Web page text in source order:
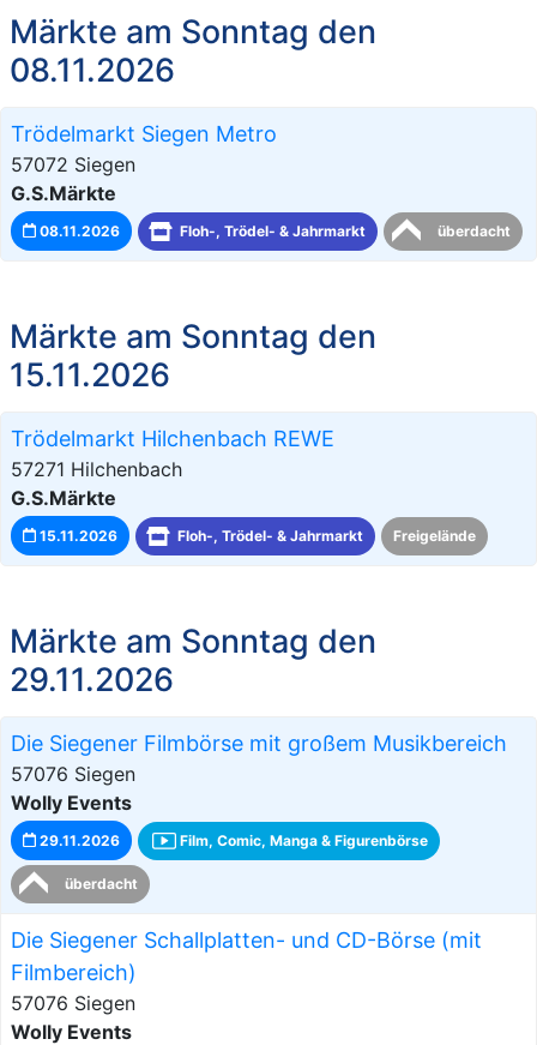
Märkte am Sonntag den
08.11.2026
Trödelmarkt Siegen Metro
57072 Siegen
G.S.Märkte
08.11.2026 Floh-, Trödel- & Jahrmarkt überdacht
Märkte am Sonntag den
15.11.2026
Trödelmarkt Hilchenbach REWE
57271 Hilchenbach
G.S.Märkte
15.11.2026 Floh-, Trödel- & Jahrmarkt Freigelände
Märkte am Sonntag den
29.11.2026
Die Siegener Filmbörse mit großem Musikbereich
57076 Siegen
Wolly Events
29.11.2026 Film, Comic, Manga & Figurenbörse
überdacht
Die Siegener Schallplatten- und CD-Börse (mit
Filmbereich)
57076 Siegen
Wolly Events